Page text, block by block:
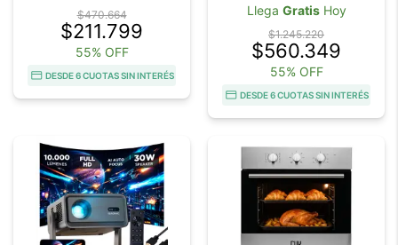
$470.664
$211.799
55% OFF
DESDE 6 CUOTAS SIN INTERÉS
Llega GratisHoy
$1.245.220
$560.349
55% OFF
DESDE 6 CUOTAS SIN INTERÉS